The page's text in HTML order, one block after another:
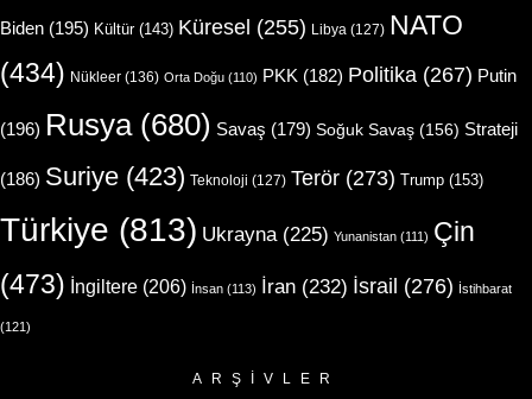
Biden (195) Kültür(143) Küresel (255) Libya (127) NATO
(434) Nükleer (136) Orta Doğu (110) PKK (182) Politika (267) Putin
(196) Rusya(680) Savaş (179) Soğuk Savaş (156) Strateji
(186) Suriye (423) Teknoloji (127) Terör (273) Trump (153)
Türkiye (813) Ukrayna(225) Yunanistan (111) Çin
(473) İngiltere (206) İnsan (113) İran (232) İsrail (276) İstihbarat
(121)
ARŞIVLER